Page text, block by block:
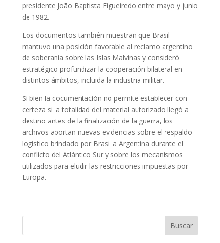
presidente João Baptista Figueiredo entre mayo y junio
de 1982.
Los documentos también muestran que Brasil
mantuvo una posición favorable al reclamo argentino
de soberanía sobre las Islas Malvinas y consideró
estratégico profundizar la cooperación bilateral en
distintos ámbitos, incluida la industria militar.
Si bien la documentación no permite establecer con
certeza si la totalidad del material autorizado llegó a
destino antes de la finalización de la guerra, los
archivos aportan nuevas evidencias sobre el respaldo
logístico brindado por Brasil a Argentina durante el
conflicto del Atlántico Sur y sobre los mecanismos
utilizados para eludir las restricciones impuestas por
Europa.